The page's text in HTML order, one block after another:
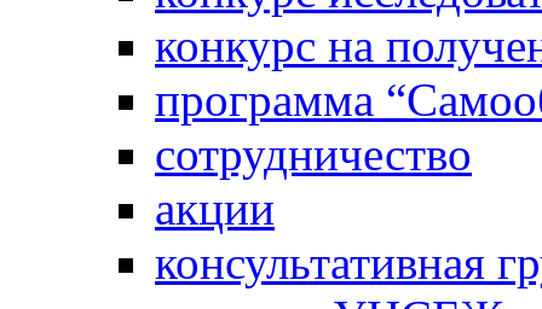
конкурс на
программа
сотрудничество
акции
консультативная